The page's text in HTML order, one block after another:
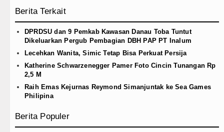
Berita Terkait
DPRDSU dan 9 Pemkab Kawasan Danau Toba Tuntut
Dikeluarkan Pergub Pembagian DBH PAP PT Inalum
Lecehkan Wanita, Simic Tetap Bisa Perkuat Persija
Katherine Schwarzenegger Pamer Foto Cincin Tunangan Rp
2,5 M
Raih Emas Kejurnas Reymond Simanjuntak ke Sea Games
Philipina
Berita Populer